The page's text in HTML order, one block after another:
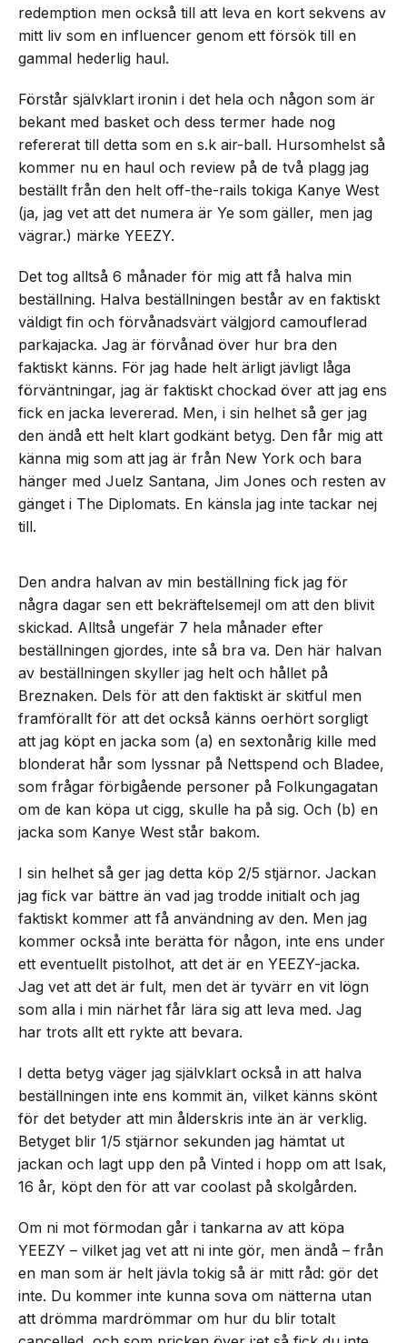
redemption men också till att leva en kort sekvens av
mitt liv som en influencer genom ett försök till en
gammal hederlig haul.
Förstår självklart ironin i det hela och någon som är
bekant med basket och dess termer hade nog
refererat till detta som en s.k air-ball. Hursomhelst så
kommer nu en haul och review på de två plagg jag
beställt från den helt off-the-rails tokiga Kanye West
(ja, jag vet att det numera är Ye som gäller, men jag
vägrar.) märke YEEZY.
Det tog alltså 6 månader för mig att få halva min
beställning. Halva beställningen består av en faktiskt
väldigt fin och förvånadsvärt välgjord camouflerad
parkajacka. Jag är förvånad över hur bra den
faktiskt känns. För jag hade helt ärligt jävligt låga
förväntningar, jag är faktiskt chockad över att jag ens
fick en jacka levererad. Men, i sin helhet så ger jag
den ändå ett helt klart godkänt betyg. Den får mig att
känna mig som att jag är från New York och bara
hänger med Juelz Santana, Jim Jones och resten av
gänget i The Diplomats. En känsla jag inte tackar nej
till.
Den andra halvan av min beställning fick jag för
några dagar sen ett bekräftelsemejl om att den blivit
skickad. Alltså ungefär 7 hela månader efter
beställningen gjordes, inte så bra va. Den här halvan
av beställningen skyller jag helt och hållet på
Breznaken. Dels för att den faktiskt är skitful men
framförallt för att det också känns oerhört sorgligt
att jag köpt en jacka som (a) en sextonårig kille med
blonderat hår som lyssnar på Nettspend och Bladee,
som frågar förbigående personer på Folkungagatan
om de kan köpa ut cigg, skulle ha på sig. Och (b) en
jacka som Kanye West står bakom.
I sin helhet så ger jag detta köp 2/5 stjärnor. Jackan
jag fick var bättre än vad jag trodde initialt och jag
faktiskt kommer att få användning av den. Men jag
kommer också inte berätta för någon, inte ens under
ett eventuellt pistolhot, att det är en YEEZY-jacka.
Jag vet att det är fult, men det är tyvärr en vit lögn
som alla i min närhet får lära sig att leva med. Jag
har trots allt ett rykte att bevara.
I detta betyg väger jag självklart också in att halva
beställningen inte ens kommit än, vilket känns skönt
för det betyder att min ålderskris inte än är verklig.
Betyget blir 1/5 stjärnor sekunden jag hämtat ut
jackan och lagt upp den på Vinted i hopp om att Isak,
16 år, köpt den för att var coolast på skolgården.
Om ni mot förmodan går i tankarna av att köpa
YEEZY – vilket jag vet att ni inte gör, men ändå – från
en man som är helt jävla tokig så är mitt råd: gör det
inte. Du kommer inte kunna sova om nätterna utan
att drömma mardrömmar om hur du blir totalt